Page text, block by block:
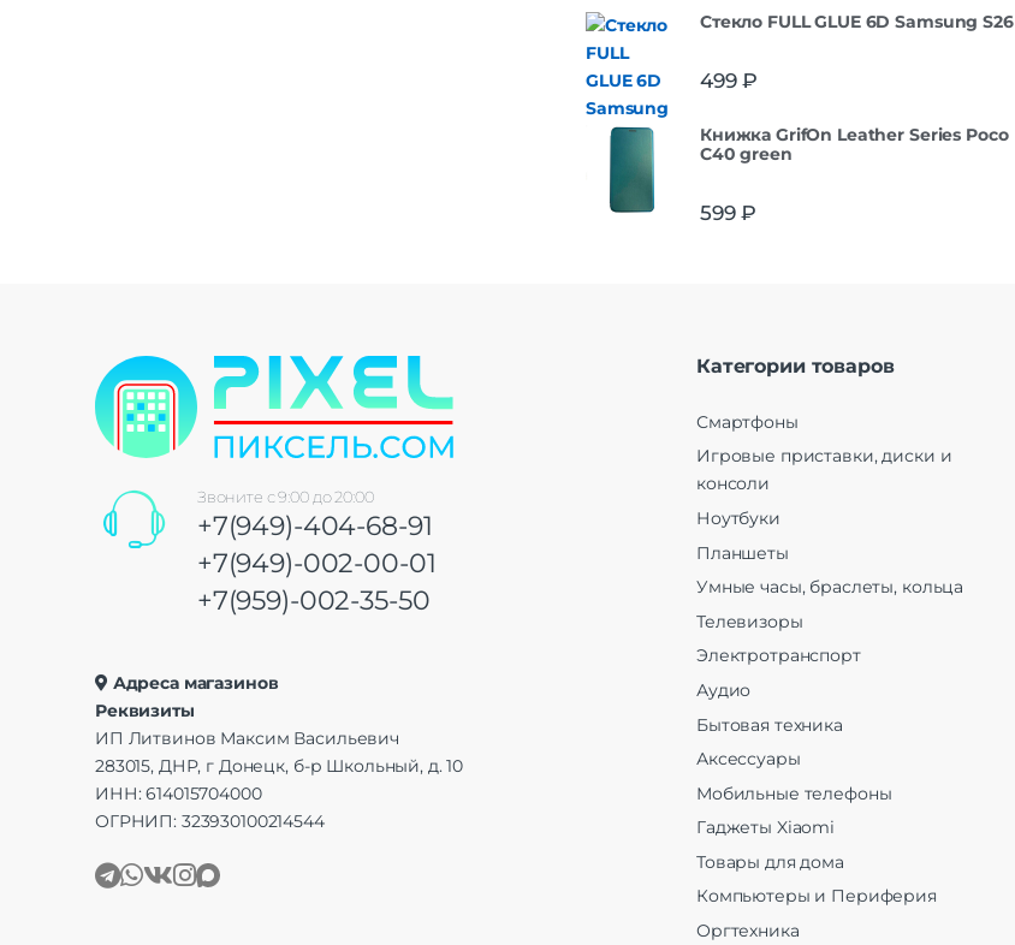
Стекло FULL GLUE 6D Samsung S26
499₽
Книжка GrifOn Leather Series Poco
C40 green
599₽
Звоните с 9:00 до 20:00
+7(949)-404-68-91
+7(949)-002-00-01
+7(959)-002-35-50
Адреса магазинов
Реквизиты
ИП Литвинов Максим Васильевич
283015, ДНР, г Донецк, б-р Школьный, д. 10
ИНН: 614015704000
ОГРНИП: 323930100214544
Категории товаров
Смартфоны
Игровые приставки, диски и
консоли
Ноутбуки
Планшеты
Умные часы, браслеты, кольца
Телевизоры
Электротранспорт
Аудио
Бытовая техника
Аксессуары
Мобильные телефоны
Гаджеты Xiaomi
Товары для дома
Компьютеры и Периферия
Оргтехника